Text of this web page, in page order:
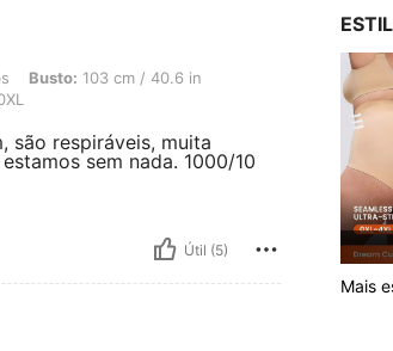
/ 40.6 in, Cintura: 102 cm / 40 in, Quadris: 107 cm / 42
Busto: 103 cm / 40.6 in
são respiráveis, muita
sem nada. 1000/10
Útil (5)
Mais